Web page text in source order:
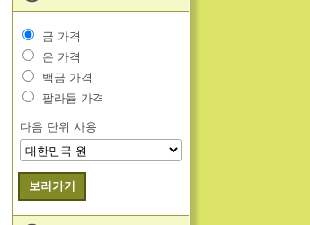
금 가격
은 가격
백금 가격
팔라듐 가격
다음 단위 사용
보러가기